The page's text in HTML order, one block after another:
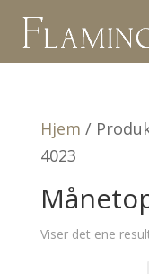
Hjem /
4023
Viser det ene